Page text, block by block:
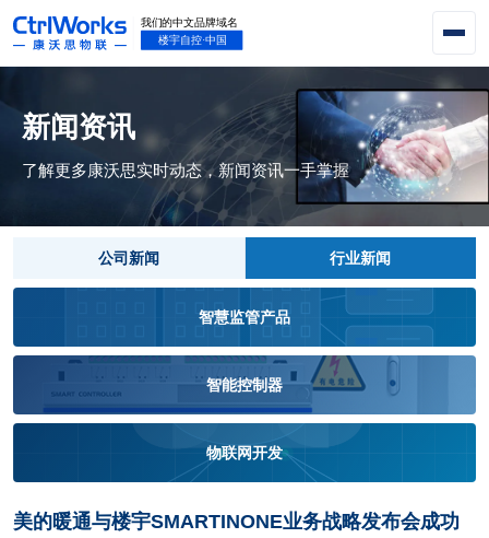
新闻资讯
了解更多康沃思实时动态，新闻资讯一手掌握
公司新闻 行业新闻
智慧监管产品
智能控制器
物联网开发
美的暖通与楼宇SMARTINONE业务战略发布会成功